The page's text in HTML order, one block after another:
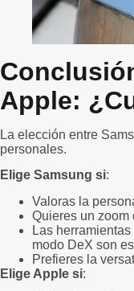
Apple:
La elección entre
personales.
Elige Samsung si:
Valoras la
Quieres un zoom
Las
modo DeX son
Prefieres la
Elige Apple si: